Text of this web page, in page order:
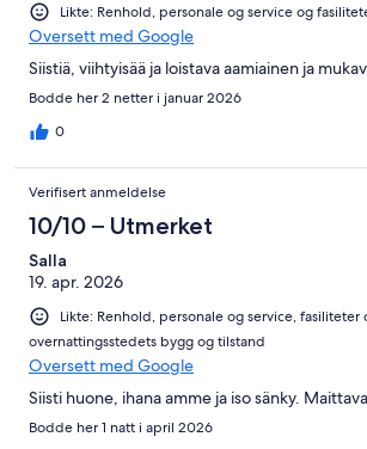
Likte: Renhold, personale og service og
Oversett med Google
Siistiä, viihtyisää ja loistava aamiainen ja
Bodde her 2 netter i januar 2026
0
Verifisert anmeldelse
10/10 – Utmerket
Salla
19. apr. 2026
Likte: Renhold, personale og service, fasiliteter
overnattingsstedets bygg og tilstand
Oversett med Google
Siisti huone, ihana amme ja iso sänky.
Bodde her 1 natt i april 2026